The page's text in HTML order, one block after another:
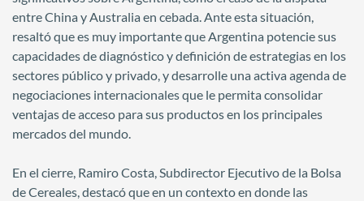
entre China y Australia en cebada. Ante esta situación,
resaltó que es muy importante que Argentina potencie sus
capacidades de diagnóstico y definición de estrategias en los
sectores público y privado, y desarrolle una activa agenda de
negociaciones internacionales que le permita consolidar
ventajas de acceso para sus productos en los principales
mercados del mundo.
En el cierre, Ramiro Costa, Subdirector Ejecutivo de la Bolsa
de Cereales, destacó que en un contexto en donde las